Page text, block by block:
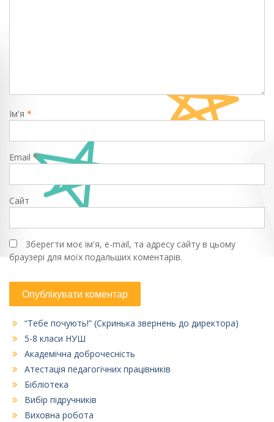
Ім'я *
Email *
Сайт
Зберегти моє ім'я, e-mail, та адресу сайту в цьому
браузері для моїх подальших коментарів.
“Тебе почують!” (Скринька звернень до директора)
5-8 класи НУШ
Академічна доброчесність
Атестація педагогічних працівників
Бібліотека
Вибір підручників
Виховна робота